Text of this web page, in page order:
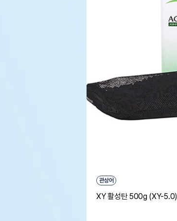
관상어
XY 활성탄 500g (XY-5.0)